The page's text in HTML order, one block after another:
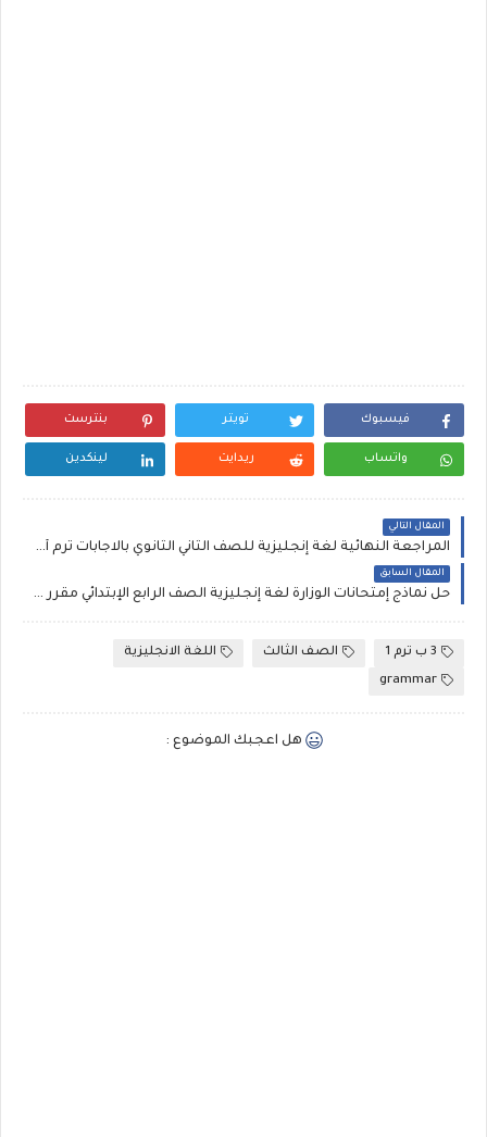
فيسبوك تويتر بنترست
واتساب ريدايت لينكدين
المقال التالي
المراجعة النهائية لغة إنجليزية للصف الثاني الثانوي بالاجابات ترم أول، إعداد سلسة the best
المقال السابق
حل نماذج إمتحانات الوزارة لغة إنجليزية الصف الرابع الإبتدائي مقرر شهر اكتوبر ونوفمبر ترم اول 2022
3 ب ترم 1 الصف الثالث
اللغة الانجليزية
grammar
هل اعجبك الموضوع :